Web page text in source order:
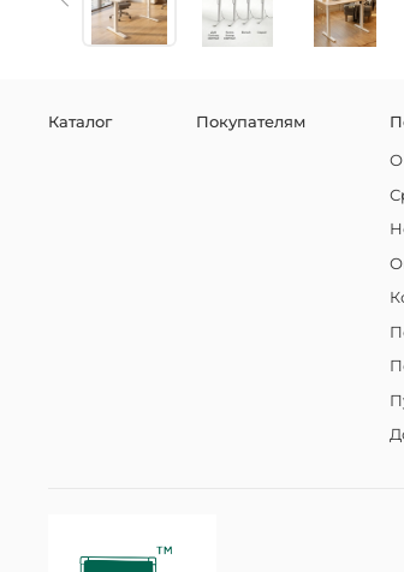
Каталог Покупателям
О